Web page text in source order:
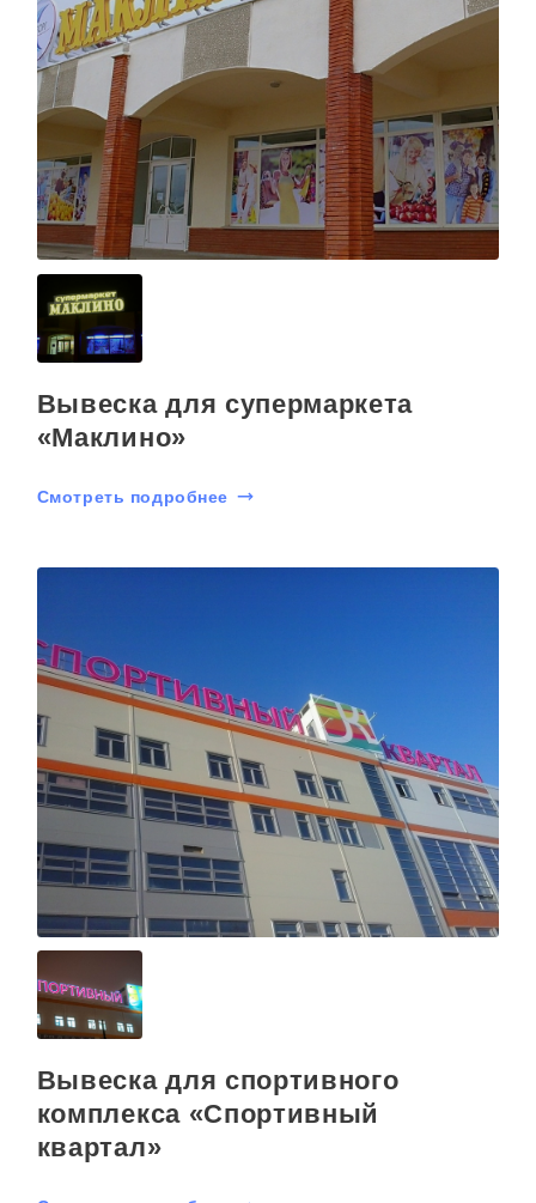
Вывеска для супермаркета
«Маклино»
Смотреть подробнее
Вывеска для спортивного
комплекса «Спортивный
квартал»